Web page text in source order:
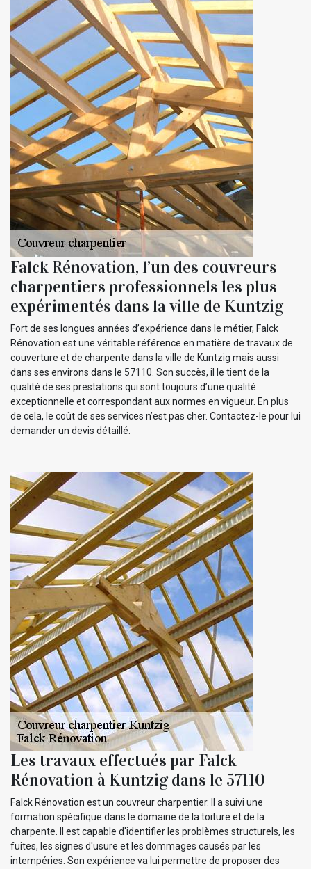
Falck Rénovation, l’un des couvreurs
charpentiers professionnels les plus
expérimentés dans la ville de Kuntzig
Fort de ses longues années d’expérience dans le métier, Falck
Rénovation est une véritable référence en matière de travaux de
couverture et de charpente dans la ville de Kuntzig mais aussi
dans ses environs dans le 57110. Son succès, il le tient de la
qualité de ses prestations qui sont toujours d’une qualité
exceptionnelle et correspondant aux normes en vigueur. En plus
de cela, le coût de ses services n’est pas cher. Contactez-le pour lui
demander un devis détaillé.
Les travaux effectués par Falck
Rénovation à Kuntzig dans le 57110
Falck Rénovation est un couvreur charpentier. Il a suivi une
formation spécifique dans le domaine de la toiture et de la
charpente. Il est capable d'identifier les problèmes structurels, les
fuites, les signes d'usure et les dommages causés par les
intempéries. Son expérience va lui permettre de proposer des